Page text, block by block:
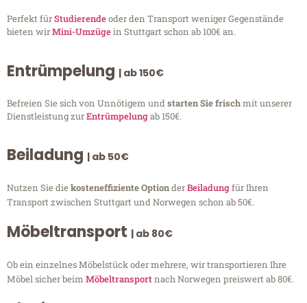
Perfekt fürStudierendeoder den Transport weniger Gegenstände
bieten wirMini-Umzügein Stuttgart schon ab 100€ an.
Entrümpelung | ab 150€
Befreien Sie sich von Unnötigem undstarten Sie frischmit unserer
Dienstleistung zurEntrümpelungab 150€.
Beiladung | ab 50€
Nutzen Sie diekosteneffiziente OptionderBeiladungfür Ihren
Transport zwischen Stuttgart und Norwegen schon ab 50€.
Möbeltransport | ab 80€
Ob ein einzelnes Möbelstück oder mehrere, wir transportieren Ihre
Möbel sicher beim Möbeltransportnach Norwegen preiswert ab 80€.